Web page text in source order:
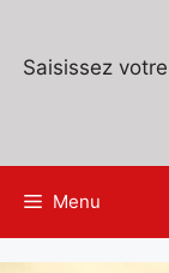
Saisissez
Menu